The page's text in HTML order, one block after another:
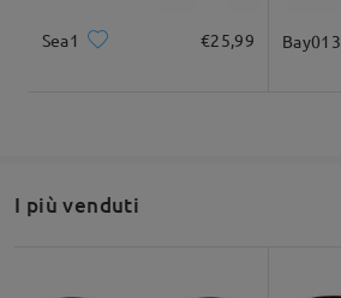
Sea1 €25,99 Bay013
I più venduti